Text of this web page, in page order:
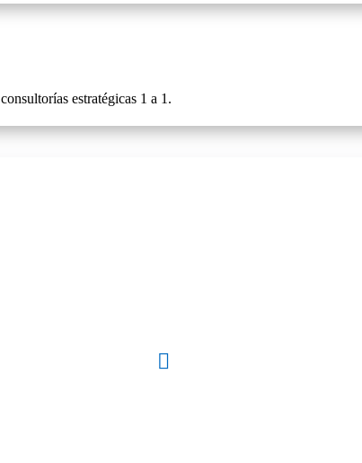
estratégicas 1 a 1.
